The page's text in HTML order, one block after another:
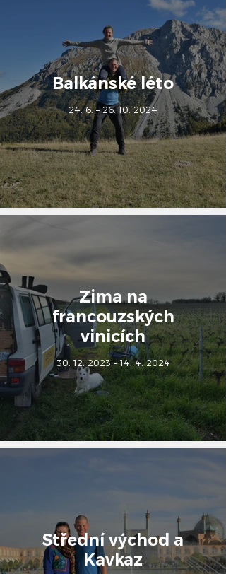
Balkánské léto
24. 6. – 26. 10. 2024
Zima na
francouzských
vinicích
30. 12. 2023 – 14. 4. 2024
Střední východ a
Kavkaz